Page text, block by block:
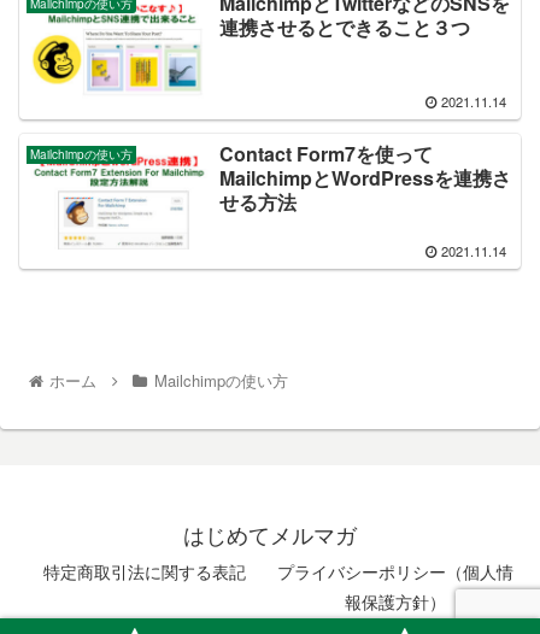
Mailchimpの使い方
連携させるとできること３つ
2021.11.14
Mailchimpの使い方
Contact Form7を使って
MailchimpとWordPressを連携さ
せる方法
2021.11.14
ホーム Mailchimpの使い方
はじめてメルマガ
特定商取引法に関する表記
プライバシーポリシー（個人情
報保護方針）